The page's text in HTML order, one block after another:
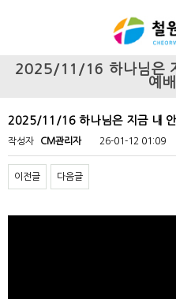
2025/11/16 하나님은
예
2025/11/16 하나님은 지금 내
작성자 CM관리자 26-01-12 01:09
이전글 다음글